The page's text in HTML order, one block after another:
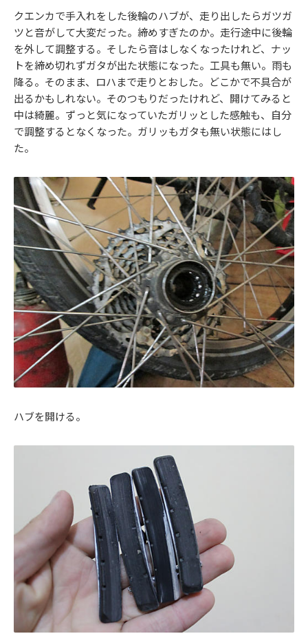
クエンカで手入れをした後輪のハブが、走り出したらガツガ
ツと音がして大変だった。締めすぎたのか。走行途中に後輪
を外して調整する。そしたら音はしなくなったけれど、ナッ
トを締め切れずガタが出た状態になった。工具も無い。雨も
降る。そのまま、ロハまで走りとおした。どこかで不具合が
出るかもしれない。そのつもりだったけれど、開けてみると
中は綺麗。ずっと気になっていたガリッとした感触も、自分
で調整するとなくなった。ガリッもガタも無い状態にはし
た。
ハブを開ける。